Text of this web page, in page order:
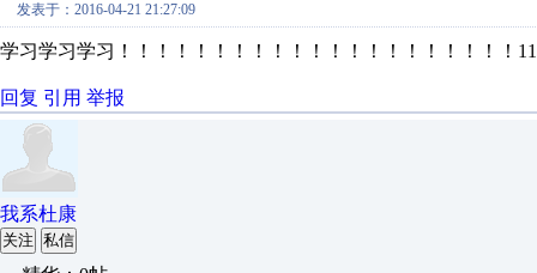
发表于：2016-04-21 21:27:09
学习学习学习！！！！！！！！！！！！！！！！！！！！！
回复 引用 举报
我系杜康
关注 私信